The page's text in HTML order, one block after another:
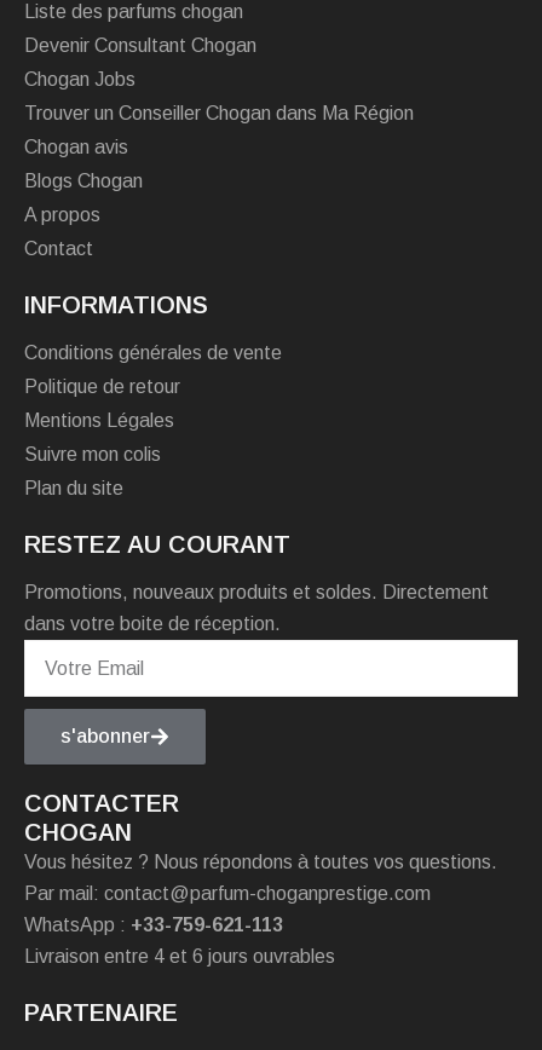
Liste des parfums chogan
Devenir Consultant Chogan
Chogan Jobs
Trouver un Conseiller Chogan dans Ma Région
Chogan avis
Blogs Chogan
A propos
Contact
INFORMATIONS
Conditions générales de vente
Politique de retour
Mentions Légales
Suivre mon colis
Plan du site
RESTEZ AU COURANT
Promotions, nouveaux produits et soldes. Directement
dans votre boite de réception.
s'abonner
CONTACTER
CHOGAN
Vous hésitez ? Nous répondons à toutes vos questions.
Par mail: contact@parfum-choganprestige.com
WhatsApp : +33-759-621-113
Livraison entre 4 et 6 jours ouvrables
PARTENAIRE